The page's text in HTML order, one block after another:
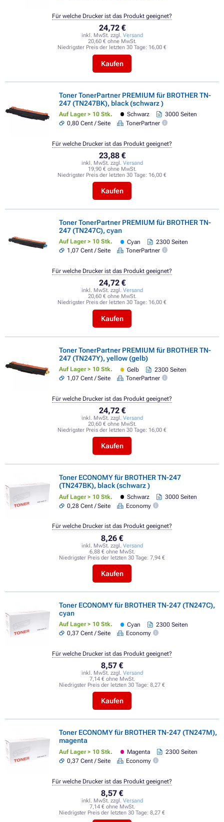
24,72 €
inkl. MwSt. zzgl. Versand
20,60 € ohne MwSt.
Niedrigster Preis der letzten 30 Tage: 16,00 €
Kaufen
Für welche Drucker ist das Produkt geeignet?
Toner TonerPartner PREMIUM für BROTHER TN-
247 (TN247BK), black (schwarz )
Auf Lager > 10 Stk. Schwarz
3000 Seiten
0,80 Cent / Seite
TonerPartner
23,88 €
inkl. MwSt. zzgl. Versand
19,90 € ohne MwSt.
Niedrigster Preis der letzten 30 Tage: 16,00 €
Kaufen
Für welche Drucker ist das Produkt geeignet?
Toner TonerPartner PREMIUM für BROTHER TN-
247 (TN247C), cyan
Auf Lager > 10 Stk. Cyan
2300 Seiten
1,07 Cent / Seite
TonerPartner
24,72 €
inkl. MwSt. zzgl. Versand
20,60 € ohne MwSt.
Niedrigster Preis der letzten 30 Tage: 16,00 €
Kaufen
Für welche Drucker ist das Produkt geeignet?
Toner TonerPartner PREMIUM für BROTHER TN-
247 (TN247Y), yellow (gelb)
Auf Lager > 10 Stk. Gelb
2300 Seiten
1,07 Cent / Seite
TonerPartner
24,72 €
inkl. MwSt. zzgl. Versand
20,60 € ohne MwSt.
Niedrigster Preis der letzten 30 Tage: 16,00 €
Kaufen
Für welche Drucker ist das Produkt geeignet?
Toner ECONOMY für BROTHER TN-247
(TN247BK), black (schwarz )
Auf Lager > 10 Stk. Schwarz
3000 Seiten
0,28 Cent / Seite
Economy
8,26 €
inkl. MwSt. zzgl. Versand
6,88 € ohne MwSt.
Niedrigster Preis der letzten 30 Tage: 7,94 €
Kaufen
Für welche Drucker ist das Produkt geeignet?
Toner ECONOMY für BROTHER TN-247 (TN247C),
cyan
Auf Lager > 10 Stk. Cyan
2300 Seiten
0,37 Cent / Seite
Economy
8,57 €
inkl. MwSt. zzgl. Versand
7,14 € ohne MwSt.
Niedrigster Preis der letzten 30 Tage: 8,27 €
Kaufen
Für welche Drucker ist das Produkt geeignet?
Toner ECONOMY für BROTHER TN-247 (TN247M),
magenta
Auf Lager > 10 Stk. Magenta
2300 Seiten
0,37 Cent / Seite
Economy
8,57 €
inkl. MwSt. zzgl. Versand
7,14 € ohne MwSt.
Niedrigster Preis der letzten 30 Tage: 8,27 €
Für welche Drucker ist das Produkt geeignet?